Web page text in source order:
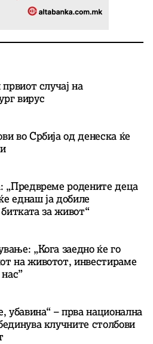
случај на
вирус
во Србија од денеска ќе
„Предвреме родените деца
еднаш ја добиле
за живот“
„Кога заедно ќе го
на животот, инвестираме
убавина“ – прва национална
клучните столбови